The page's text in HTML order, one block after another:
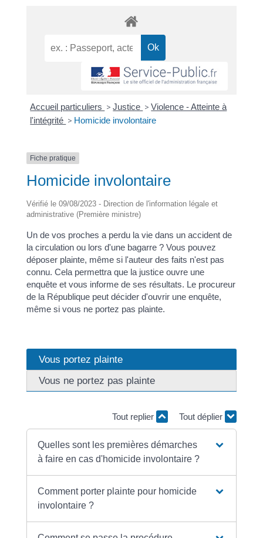
Accueil particuliers > Justice > Violence - Atteinte à
l'intégrité > Homicide involontaire
Fiche pratique
Homicide involontaire
Vérifié le 09/08/2023 - Direction de l'information légale et
administrative (Première ministre)
Un de vos proches a perdu la vie dans un accident de
la circulation ou lors d'une bagarre ? Vous pouvez
déposer plainte, même si l'auteur des faits n'est pas
connu. Cela permettra que la justice ouvre une
enquête et vous informe de ses résultats. Le procureur
de la République peut décider d'ouvrir une enquête,
même si vous ne portez pas plainte.
Vous portez plainte
Vous ne portez pas plainte
Tout replier Tout déplier
Quelles sont les premières démarches
à faire en cas d'homicide involontaire ?
Comment porter plainte pour homicide
involontaire ?